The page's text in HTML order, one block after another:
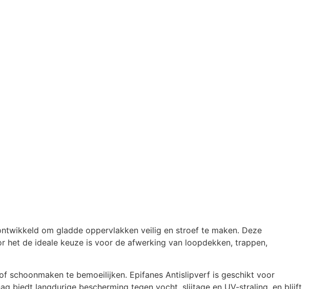
om gladde oppervlakken veilig en stroef te maken. Deze
het de ideale keuze is voor de afwerking van loopdekken, trappen,
schoonmaken te bemoeilijken. Epifanes Antislipverf is geschikt voor
biedt langdurige bescherming tegen vocht, slijtage en UV-straling, en blijft